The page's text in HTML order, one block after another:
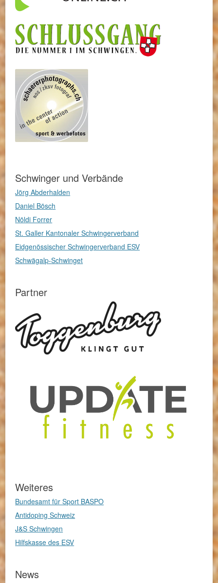
Schwinger und Verbände
Jörg Abderhalden
Daniel Bösch
Nöldi Forrer
St. Galler Kantonaler Schwingerverband
Eidgenössischer Schwingerverband ESV
Schwägalp-Schwinget
Partner
Weiteres
Bundesamt für Sport BASPO
Antidoping Schweiz
J&S Schwingen
Hilfskasse des ESV
News